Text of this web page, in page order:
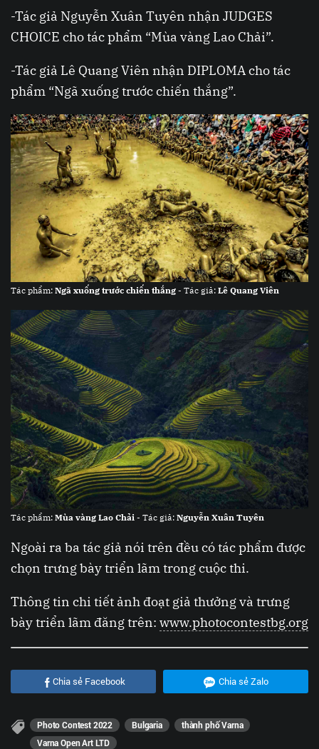
-Tác giả Nguyễn Xuân Tuyên nhận JUDGES
CHOICE cho tác phẩm “Mùa vàng Lao Chải”.
-Tác giả Lê Quang Viên nhận DIPLOMA cho tác
phẩm “Ngã xuống trước chiến thắng”.
Tác phẩm: Ngã xuống trước chiến thắng - Tác giả: Lê Quang Viên
Tác phẩm: Mùa vàng Lao Chải - Tác giả: Nguyễn Xuân Tuyên
Ngoài ra ba tác giả nói trên đều có tác phẩm được
chọn trưng bày triển lãm trong cuộc thi.
Thông tin chi tiết ảnh đoạt giả thưởng và trưng
bày triển lãm đăng trên: www.photocontestbg.org
Chia sẻ Facebook Chia sẻ Zalo
Photo Contest 2022 Bulgaria
thành phố Varna
Varna Open Art LTD